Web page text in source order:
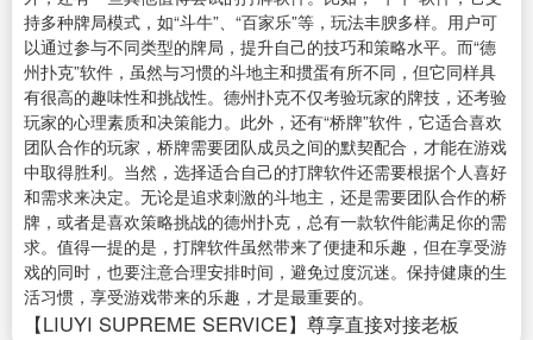
持多种牌局模式，如“斗牛”、“百家乐”等，玩法丰腴多样。用户可
以通过参与不同类型的牌局，提升自己的技巧和策略水平。而“德
州扑克”软件，虽然与习惯的斗地主和掼蛋有所不同，但它同样具
有很高的趣味性和挑战性。德州扑克不仅考验玩家的牌技，还考验
玩家的心理素质和决策能力。此外，还有“桥牌”软件，它适合喜欢
团队合作的玩家，桥牌需要团队成员之间的默契配合，才能在游戏
中取得胜利。当然，选择适合自己的打牌软件还需要根据个人喜好
和需求来决定。无论是追求刺激的斗地主，还是需要团队合作的桥
牌，或者是喜欢策略挑战的德州扑克，总有一款软件能满足你的需
求。值得一提的是，打牌软件虽然带来了便捷和乐趣，但在享受游
戏的同时，也要注意合理安排时间，避免过度沉迷。保持健康的生
活习惯，享受游戏带来的乐趣，才是最重要的。
【LIUYI SUPREME SERVICE】尊享直接对接老板